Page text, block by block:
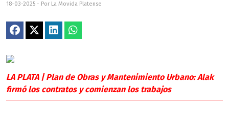
18-03-2025 - Por La Movida Platense
LA PLATA | Plan de Obras y Mantenimiento Urbano: Alak
firmó los contratos y comienzan los trabajos